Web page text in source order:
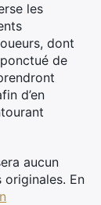
les
dont
de
d’en
aucun
En